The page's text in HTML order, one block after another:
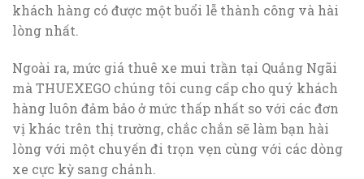
khách hàng có được một buổi lễ thành công và hài
lòng nhất.
Ngoài ra, mức giá thuê xe mui trần tại Quảng Ngãi
mà THUEXEGO chúng tôi cung cấp cho quý khách
hàng luôn đảm bảo ở mức thấp nhất so với các đơn
vị khác trên thị trường, chắc chắn sẽ làm bạn hài
lòng với một chuyến đi trọn vẹn cùng với các dòng
xe cực kỳ sang chảnh.